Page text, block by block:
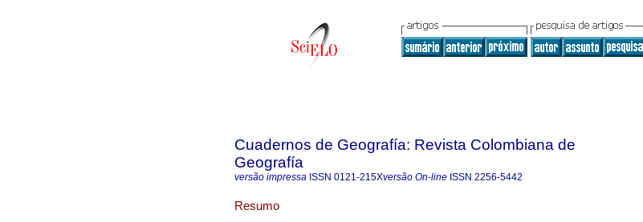
Cuadernos de Geografía: Revista Colombiana de
Geografía
versão impressa ISSN 0121-215Xversão On-line ISSN 2256-5442
Resumo